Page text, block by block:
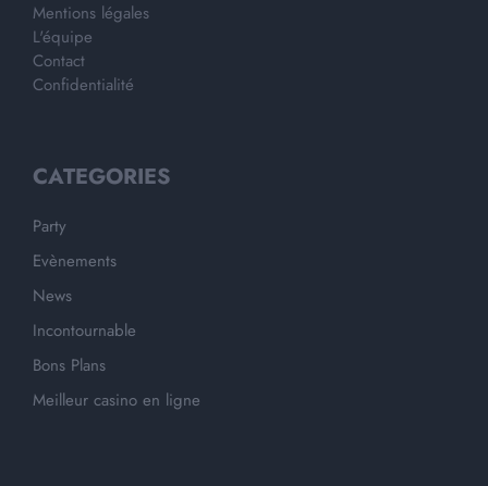
Mentions légales
L'équipe
Contact
Confidentialité
CATEGORIES
Party
Evènements
News
Incontournable
Bons Plans
Meilleur casino en ligne